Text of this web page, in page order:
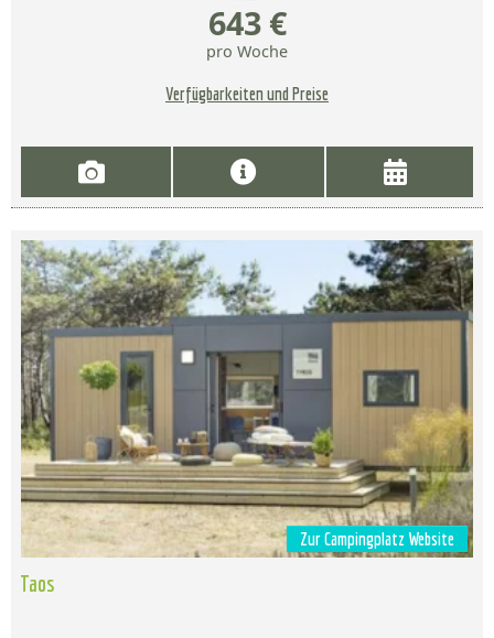
643 €
pro Woche
Verfügbarkeiten und Preise
Zur Campingplatz Website
Taos